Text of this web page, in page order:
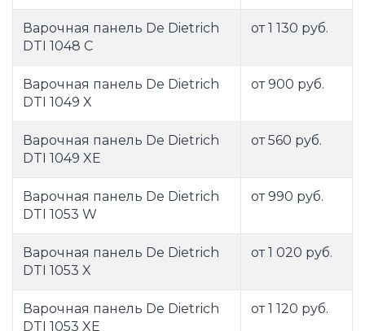
Варочная панель De Dietrich
DTI 1048 C
от 1 130 руб.
Варочная панель De Dietrich
DTI 1049 X
от 900 руб.
Варочная панель De Dietrich
DTI 1049 XE
от 560 руб.
Варочная панель De Dietrich
DTI 1053 W
от 990 руб.
Варочная панель De Dietrich
DTI 1053 X
от 1 020 руб.
Варочная панель De Dietrich
DTI 1053 XE
от 1 120 руб.